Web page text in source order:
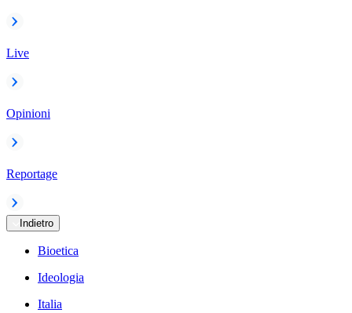
Live
Opinioni
Reportage
Indietro
Bioetica
Ideologia
Italia